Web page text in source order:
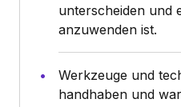
unterscheiden und
anzuwenden ist.
Werkzeuge und
handhaben und